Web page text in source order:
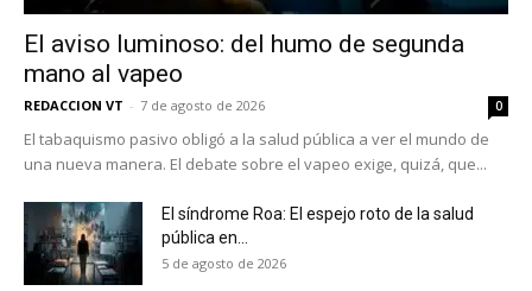
El aviso luminoso: del humo de segunda
mano al vapeo
REDACCION VT - 7 de agosto de 2026 0
El tabaquismo pasivo obligó a la salud pública a ver el mundo de
una nueva manera. El debate sobre el vapeo exige, quizá, que...
El síndrome Roa: El espejo roto de la salud
pública en...
5 de agosto de 2026